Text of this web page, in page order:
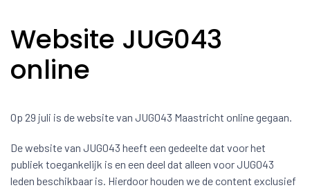
Website JUG043
online
Op 29 juli is de website van JUG043 Maastricht online gegaan.
De website van JUG043 heeft een gedeelte dat voor het
publiek toegankelijk is en een deel dat alleen voor JUG043
leden beschikbaar is. Hierdoor houden we de content exclusief